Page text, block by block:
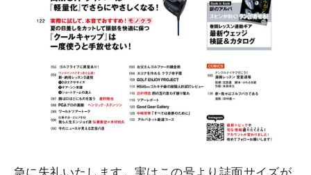
急に失礼いたします。実はこの号より誌面サイズが